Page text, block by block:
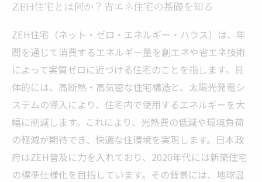
注意点
ZEH住宅とは何か？省エネ住宅の基礎を知る
ZEH住宅（ネット・ゼロ・エネルギー・ハウス）は、年
間を通じて消費するエネルギー量を創エネや省エネ技術
によって実質ゼロに近づける住宅のことを指します。具
体的には、高断熱・高気密な住宅構造と、太陽光発電シ
ステムの導入により、住宅内で使用するエネルギーを大
幅に削減します。これにより、光熱費の低減や環境負荷
の軽減が期待でき、快適な住環境を実現します。日本政
府はZEH普及に力を入れており、2020年代には新築住宅
の標準仕様化を目指しています。その背景には、地球温